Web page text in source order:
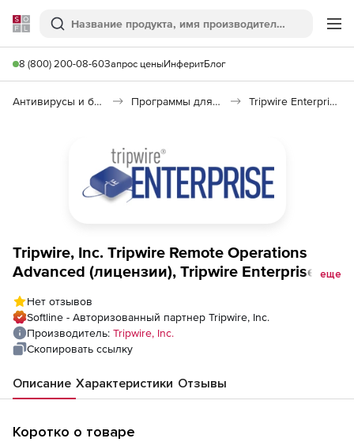
Softline
Поиск
8 (800) 200-08-60Запрос ценыИнферитБлог
Антивирусы и безопасность Программы для защиты информации Tripwire Enterprise
Tripwire, Inc. Tripwire Remote Operations
Advanced (лицензии), Tripwire Enterprise
еще
Нет отзывов
Softline - Авторизованный партнер Tripwire, Inc.
Производитель: Tripwire, Inc.
Скопировать ссылку
Описание Характеристики Отзывы
Коротко о товаре